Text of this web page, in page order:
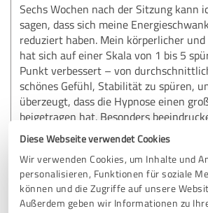
Diese Webseite verwendet Cookies
Wir verwenden Cookies, um Inhalte und
personalisieren, Funktionen für soziale
können und die Zugriffe auf unsere
Außerdem geben wir Informationen zu
Sechs Wochen nach der Sitzung kann
sagen, dass sich meine
reduziert haben. Mein körperlicher
hat sich auf einer Skala von 1 bis 5
Punkt verbessert – von
schönes Gefühl, Stabilität zu spüren,
überzeugt, dass die Hypnose einen
beigetragen hat. Besonders
ich die gelernten Techniken jetzt selbst
wann immer ich sie brauche.
Stefans Kompetenz, seine Empathie
nicht nur als Hypnotiseur, sondern
Bereichen wie der Musik – spiegeln